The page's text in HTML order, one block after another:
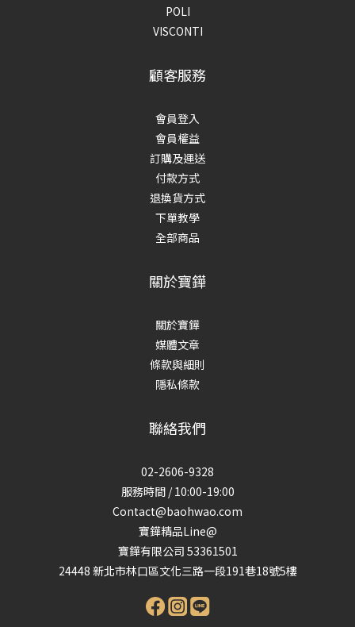
POLI
VISCONTI
顧客服務
會員登入
會員權益
訂購及運送
付款方式
退換貨方式
下單教學
全部商品
關於寶鏵
關於寶鏵
媒體文章
條款與細則
隱私條款
聯絡我們
02-2606-9328
服務時間 / 10:00-19:00
Contact@baohwao.com
寶鏵精品Line@
寶鏵有限公司 53361501
24448 新北市林口區文化三路一段191巷18號5樓